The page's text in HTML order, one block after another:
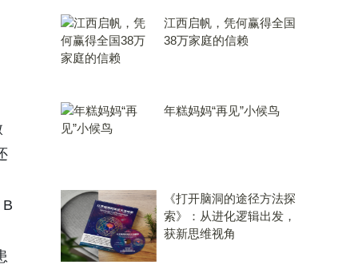
江西启帆，凭何赢得全国
38万家庭的信赖
年糕妈妈“再见”小候鸟
《打开脑洞的途径方法探
索》：从进化逻辑出发，
获新思维视角